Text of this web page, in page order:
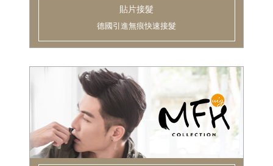
貼片接髮
德國引進無痕快速接髮